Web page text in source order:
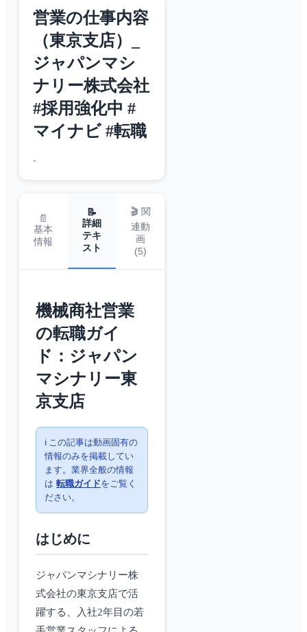
営業の仕事内容
（東京支店）_
ジャパンマシ
ナリー株式会社
#採用強化中 #
マイナビ #転職
-
📄
基本
情報
📝
詳細
テキ
スト
🎬 関
連動
画
(5)
機械商社営業
の転職ガイ
ド：ジャパン
マシナリー東
京支店
ℹ️ この記事は動画固有の
情報のみを掲載してい
ます。業界全般の情報
は 転職ガイドをご覧く
ださい。
はじめに
ジャパンマシナリー株
式会社の東京支店で活
躍する、入社2年目の若